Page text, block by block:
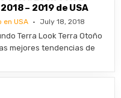
– 2019 de USA
en USA July 18, 2018
Terra Look Terra Otoño
mejores tendencias de